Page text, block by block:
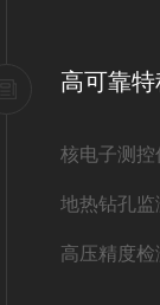
高可靠
核电子测控
地热钻孔监
高压精度检